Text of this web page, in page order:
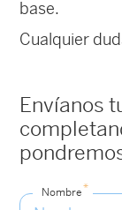
base.
Cualquier
Envíanos
Nombre*